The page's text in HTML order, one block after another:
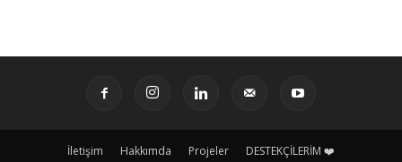
İletişim Hakkımda Projeler DESTEKÇİLERİM ❤️